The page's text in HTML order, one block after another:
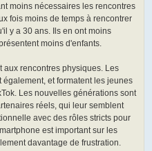
moins nécessaires les rencontres
fois moins de temps à rencontrer
y a 30 ans. Ils en ont moins
moins d'enfants.
aux rencontres physiques. Les
et formatent les jeunes
Les nouvelles générations sont
réels, qui leur semblent
avec des rôles stricts pour
est important sur les
davantage de frustration.